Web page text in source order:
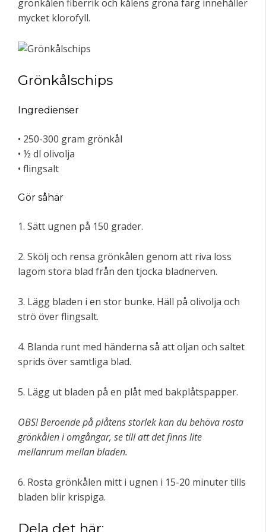
grönkålen fiberrik och kålens gröna färg innehåller
mycket klorofyll.
Grönkålschips
Ingredienser
• 250-300 gram grönkål
• ½ dl olivolja
• flingsalt
Gör såhär
1. Sätt ugnen på 150 grader.
2. Skölj och rensa grönkålen genom att riva loss
lagom stora blad från den tjocka bladnerven.
3. Lägg bladen i en stor bunke. Häll på olivolja och
strö över flingsalt.
4. Blanda runt med händerna så att oljan och saltet
sprids över samtliga blad.
5. Lägg ut bladen på en plåt med bakplåtspapper.
OBS! Beroende på plåtens storlek kan du behöva rosta
grönkålen i omgångar, se till att det finns lite
mellanrum mellan bladen.
6. Rosta grönkålen mitt i ugnen i 15-20 minuter tills
bladen blir krispiga.